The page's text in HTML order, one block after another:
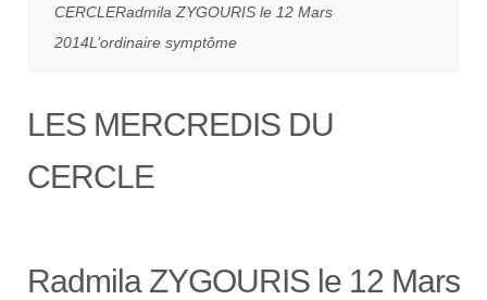
CERCLERadmila ZYGOURIS le 12 Mars
2014L’ordinaire symptôme
LES MERCREDIS DU
CERCLE
Radmila ZYGOURIS le 12 Mars